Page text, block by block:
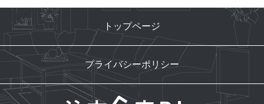
トップページ
プライバシーポリシー